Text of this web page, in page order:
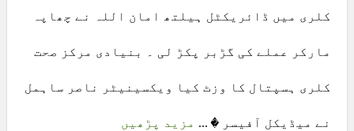
کلری میں ڈائریکٹل ہیلتھ امان اللہ نے چھاپہ
مارکر عملے کی گڑبر پکڑ لی ۔ بنیادی مرکز صحت
کلری ہسپتال کا وزٹ کیا ویکسینیٹر ناصر ساہمل
نے میڈیکل آفیسر � ... مزید پڑھیں